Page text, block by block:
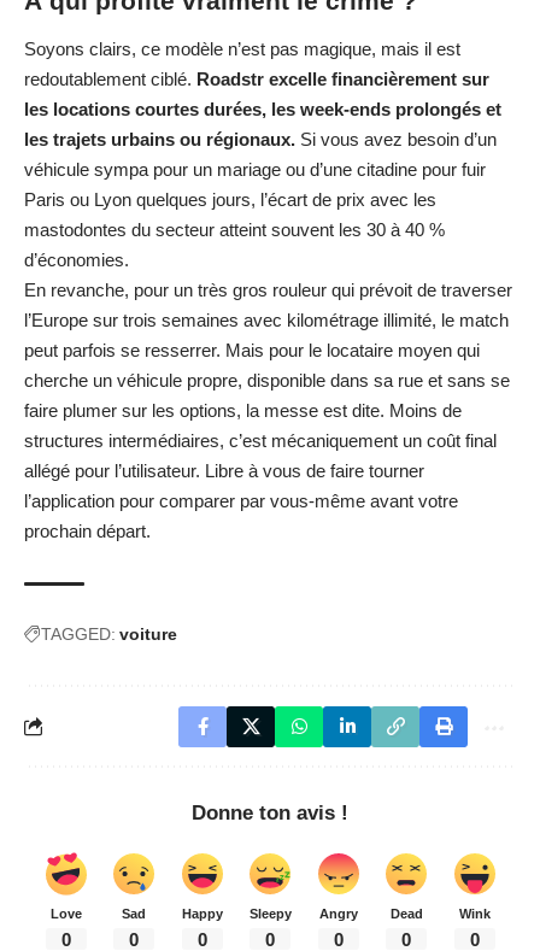
Soyons clairs, ce modèle n’est pas magique, mais il est
redoutablement ciblé. Roadstr excelle financièrement sur
les locations courtes durées, les week-ends prolongés et
les trajets urbains ou régionaux. Si vous avez besoin d’un
véhicule sympa pour un mariage ou d’une citadine pour fuir
Paris ou Lyon quelques jours, l’écart de prix avec les
mastodontes du secteur atteint souvent les 30 à 40 %
d’économies.
En revanche, pour un très gros rouleur qui prévoit de traverser
l’Europe sur trois semaines avec kilométrage illimité, le match
peut parfois se resserrer. Mais pour le locataire moyen qui
cherche un véhicule propre, disponible dans sa rue et sans se
faire plumer sur les options, la messe est dite. Moins de
structures intermédiaires, c’est mécaniquement un coût final
allégé pour l’utilisateur. Libre à vous de faire tourner
l’application pour comparer par vous-même avant votre
prochain départ.
TAGGED: voiture
Donne ton avis !
Love
0
Sad
0
Happy
0
Sleepy
0
Angry
0
Dead
0
Wink
0